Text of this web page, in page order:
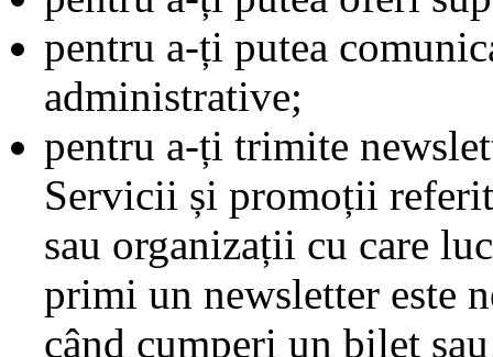
pentru a-ți putea
administrative;
pentru a-ți trimite
Servicii și promoții
sau organizații cu care
primi un newsletter este
când cumperi un bilet